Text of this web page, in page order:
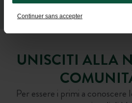
Continuer sans accepter
UNISCITI ALLA
Per essere i primi a